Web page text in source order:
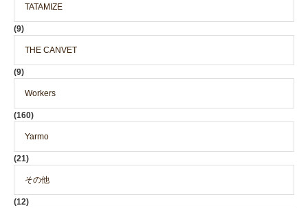
TATAMIZE
(9)
THE CANVET
(9)
Workers
(160)
Yarmo
(21)
その他
(12)